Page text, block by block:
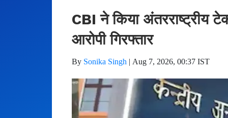
CBI ने किया अंतरराष्ट्रीय
आरोपी गिरफ्तार
By Sonika Singh | Aug 7, 2026, 00:37 IST